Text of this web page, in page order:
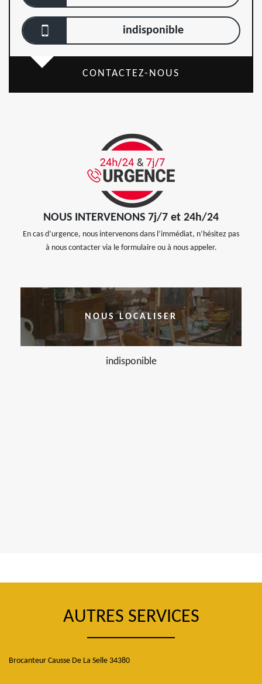
indisponible
CONTACTEZ-NOUS
NOUS INTERVENONS 7j/7 et 24h/24
En cas d’urgence, nous intervenons dans l’immédiat, n’hésitez pas
à nous contacter via le formulaire ou à nous appeler.
NOUS LOCALISER
indisponible
AUTRES SERVICES
Brocanteur Causse De La Selle 34380